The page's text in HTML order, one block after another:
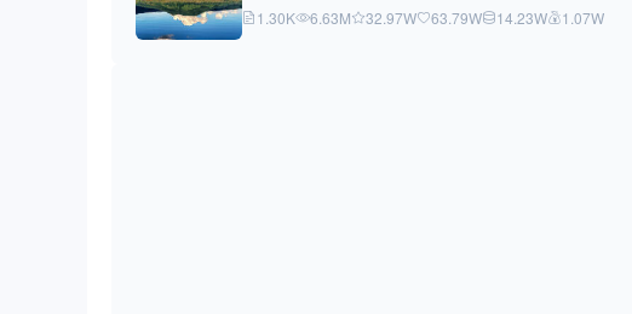
1.30K
6.63M 32.97W 63.79W 14.23W 1.07W